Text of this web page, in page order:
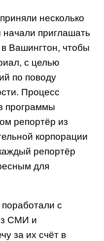
несколько
приглашать
Вашингтон, чтобы
с целью
по поводу
Процесс
программы
репортёр из
корпорации
репортёр
для
с
СМИ и
за их счёт в